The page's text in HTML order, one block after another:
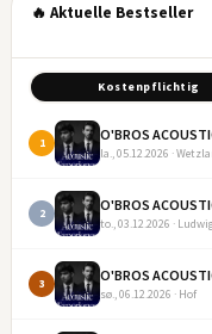
🔥 Aktuelle Bestseller
Kostenpflichtig
1 O'BROS
la., 05.12.2026 ·
2 O'BROS
to., 03.12.2026 ·
3 O'BROS
sø., 06.12.2026 · Hof